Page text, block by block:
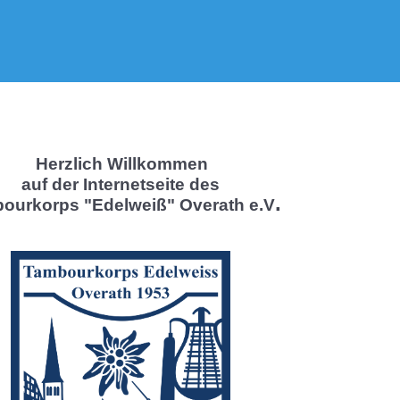
Herzlich Willkommen
auf der Internetseite des
"Edelweiß" Overath e.V.